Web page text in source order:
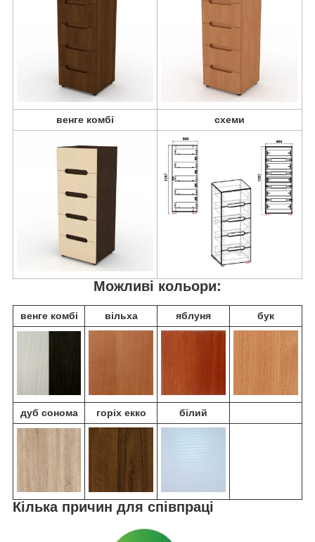
венге комбі схеми
Можливі кольори:
венге комбі вільха яблуня бук
дуб сонома горіх екко білий
Кілька причин для співпраці